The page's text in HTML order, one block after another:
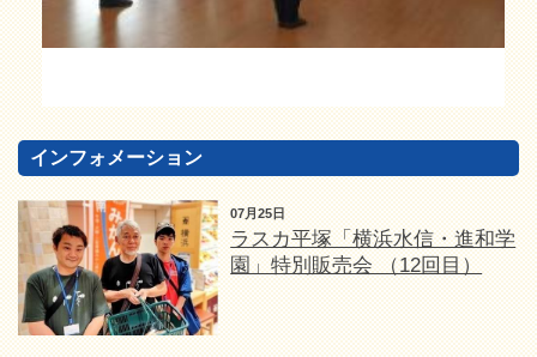
インフォメーション
07月25日
ラスカ平塚「横浜水信・進和学
園」特別販売会 （12回目）